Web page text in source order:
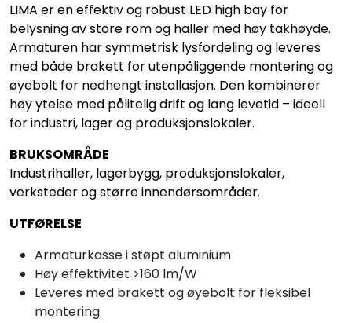
LIMA er en effektiv og robust LED high bay for
belysning av store rom og haller med høy takhøyde.
Armaturen har symmetrisk lysfordeling og leveres
med både brakett for utenpåliggende montering og
øyebolt for nedhengt installasjon. Den kombinerer
høy ytelse med pålitelig drift og lang levetid – ideell
for industri, lager og produksjonslokaler.
BRUKSOMRÅDE
Industrihaller, lagerbygg, produksjonslokaler,
verksteder og større innendørsområder.
UTFØRELSE
Armaturkasse i støpt aluminium
Høy effektivitet >160 lm/W
Leveres med brakett og øyebolt for fleksibel
montering